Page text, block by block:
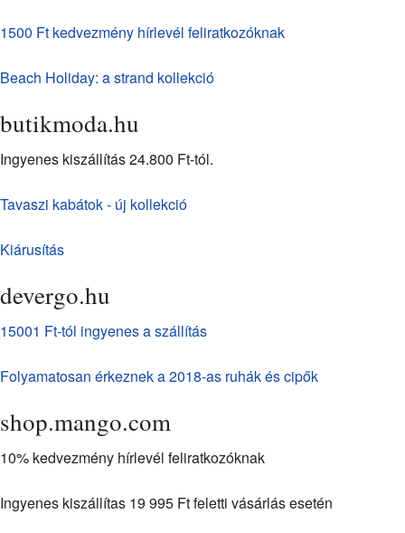
1500 Ft kedvezmény hírlevél feliratkozóknak
Beach Holiday: a strand kollekció
butikmoda.hu
Ingyenes kiszállítás 24.800 Ft-tól.
Tavaszi kabátok - új kollekció
Kiárusítás
devergo.hu
15001 Ft-tól ingyenes a szállítás
Folyamatosan érkeznek a 2018-as ruhák és cipők
shop.mango.com
10% kedvezmény hírlevél feliratkozóknak
Ingyenes kiszállítas 19 995 Ft feletti vásárlás esetén